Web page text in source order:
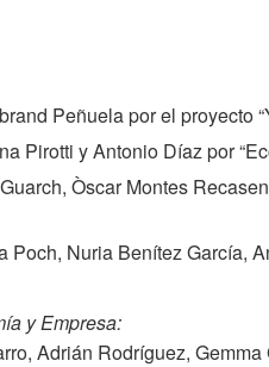
Peñuela por el proyecto
Pirotti y Antonio Díaz por
Òscar Montes
Poch, Nuria Benítez García,
y Empresa:
Adrián Rodríguez,